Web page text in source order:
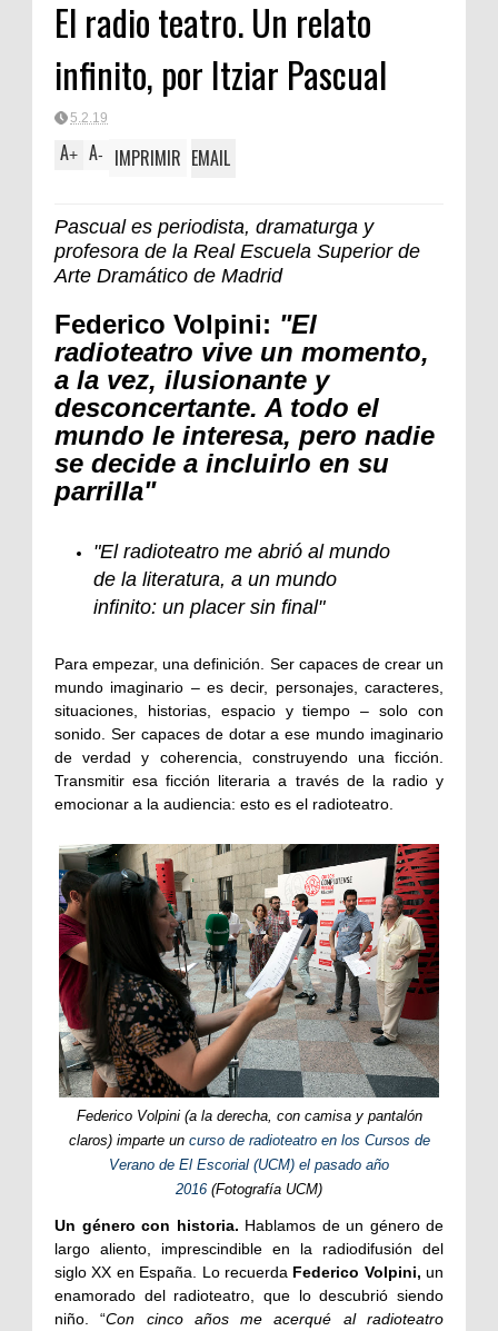
FORTA
El radio teatro. Un relato
infinito, por Itziar Pascual
5.2.19
A+ A- IMPRIMIR EMAIL
Pascual es periodista, dramaturga y
profesora de la Real Escuela Superior de
Arte Dramático de Madrid
Federico Volpini: "El
radioteatro vive un momento,
a la vez, ilusionante y
desconcertante. A todo el
mundo le interesa, pero nadie
se decide a incluirlo en su
parrilla"
"El radioteatro me abrió al mundo
de la literatura, a un mundo
infinito: un placer sin final"
Para empezar, una definición. Ser capaces de crear un
mundo imaginario – es decir, personajes, caracteres,
situaciones, historias, espacio y tiempo – solo con
sonido. Ser capaces de dotar a ese mundo imaginario
de verdad y coherencia, construyendo una ficción.
Transmitir esa ficción literaria a través de la radio y
emocionar a la audiencia: esto es el radioteatro.
Federico Volpini (a la derecha, con camisa y pantalón
claros) imparte un curso de radioteatro en los Cursos de
Verano de El Escorial (UCM) el pasado año
2016 (Fotografía UCM)
Un género con historia. Hablamos de un género de
largo aliento, imprescindible en la radiodifusión del
siglo XX en España. Lo recuerda Federico Volpini, un
enamorado del radioteatro, que lo descubrió siendo
niño. “Con cinco años me acerqué al radioteatro